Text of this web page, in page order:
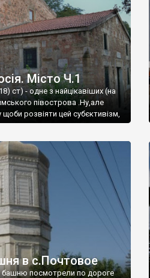
Місто Ч.1
ст) - одне з найцікавіших (на
півострова .Ну,але
розвіяти цей субєктивізм,
в с.Почтовое
посмотрели по дороге